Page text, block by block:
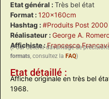
Etat général :Très bel état
Format :120x160cm
Hashtag :#Produits Post 2000
Réalisateur :George A.
Affichiste :Francesco
(Pour obtenir davantage de
formats, consultez la FAQ)
Etat détaillé :
Affiche originale en très bel
1968.